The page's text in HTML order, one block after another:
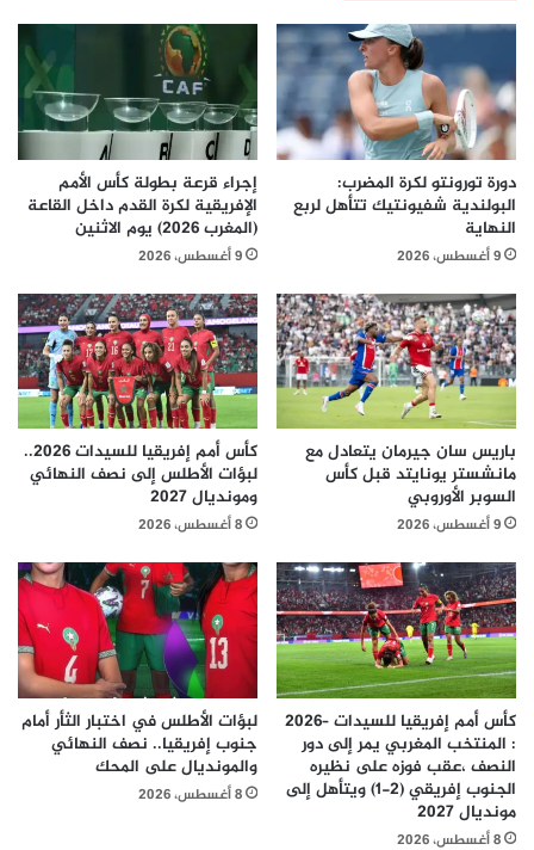
دورة تورونتو لكرة المضرب:
البولندية شفيونتيك تتأهل لربع
النهاية
9 أغسطس، 2026
إجراء قرعة بطولة كأس الأمم
الإفريقية لكرة القدم داخل القاعة
(المغرب 2026) يوم الاثنين
9 أغسطس، 2026
باريس سان جيرمان يتعادل مع
مانشستر يونايتد قبل كأس
السوبر الأوروبي
9 أغسطس، 2026
كأس أمم إفريقيا للسيدات 2026..
لبؤات الأطلس إلى نصف النهائي
ومونديال 2027
8 أغسطس، 2026
كأس أمم إفريقيا للسيدات –2026
: المنتخب المغربي يمر إلى دور
النصف ،عقب فوزه على نظيره
الجنوب إفريقي (2-1) ويتأهل إلى
مونديال 2027
8 أغسطس، 2026
لبؤات الأطلس في اختبار الثأر أمام
جنوب إفريقيا.. نصف النهائي
والمونديال على المحك
8 أغسطس، 2026